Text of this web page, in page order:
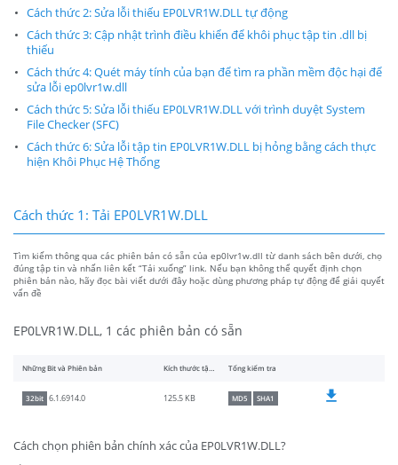
Cách thức 2: Sửa lỗi thiếu EP0LVR1W.DLL tự động
Cách thức 3: Cập nhật trình điều khiển để khôi phục tập tin .dll bị
thiếu
Cách thức 4: Quét máy tính của bạn để tìm ra phần mềm độc hại để
sửa lỗi ep0lvr1w.dll
Cách thức 5: Sửa lỗi thiếu EP0LVR1W.DLL với trình duyệt System
File Checker (SFC)
Cách thức 6: Sửa lỗi tập tin EP0LVR1W.DLL bị hỏng bằng cách thực
hiện Khôi Phục Hệ Thống
Cách thức 1: Tải EP0LVR1W.DLL
Tìm kiếm thông qua các phiên bản có sẵn của ep0lvr1w.dll từ danh sách bên dưới, chọ
đúng tập tin và nhấn liên kết “Tải xuống” link. Nếu bạn không thể quyết định chọn
phiên bản nào, hãy đọc bài viết dưới đây hoặc dùng phương pháp tự động để giải quyết
vấn đề
EP0LVR1W.DLL, 1 các phiên bản có sẵn
Những Bit và Phiên bản Kích thước tập tin Tổng kiểm tra
32bit 6.1.6914.0 125.5 KB MD5 SHA1
Cách chọn phiên bản chính xác của EP0LVR1W.DLL?